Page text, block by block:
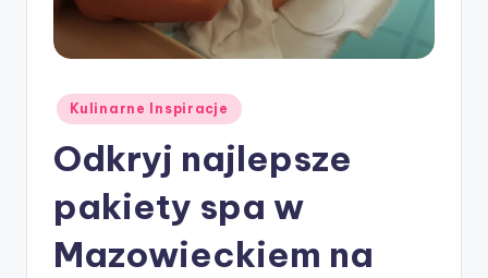
Posted
in
Kulinarne Inspiracje
Odkryj najlepsze
pakiety spa w
Mazowieckiem na